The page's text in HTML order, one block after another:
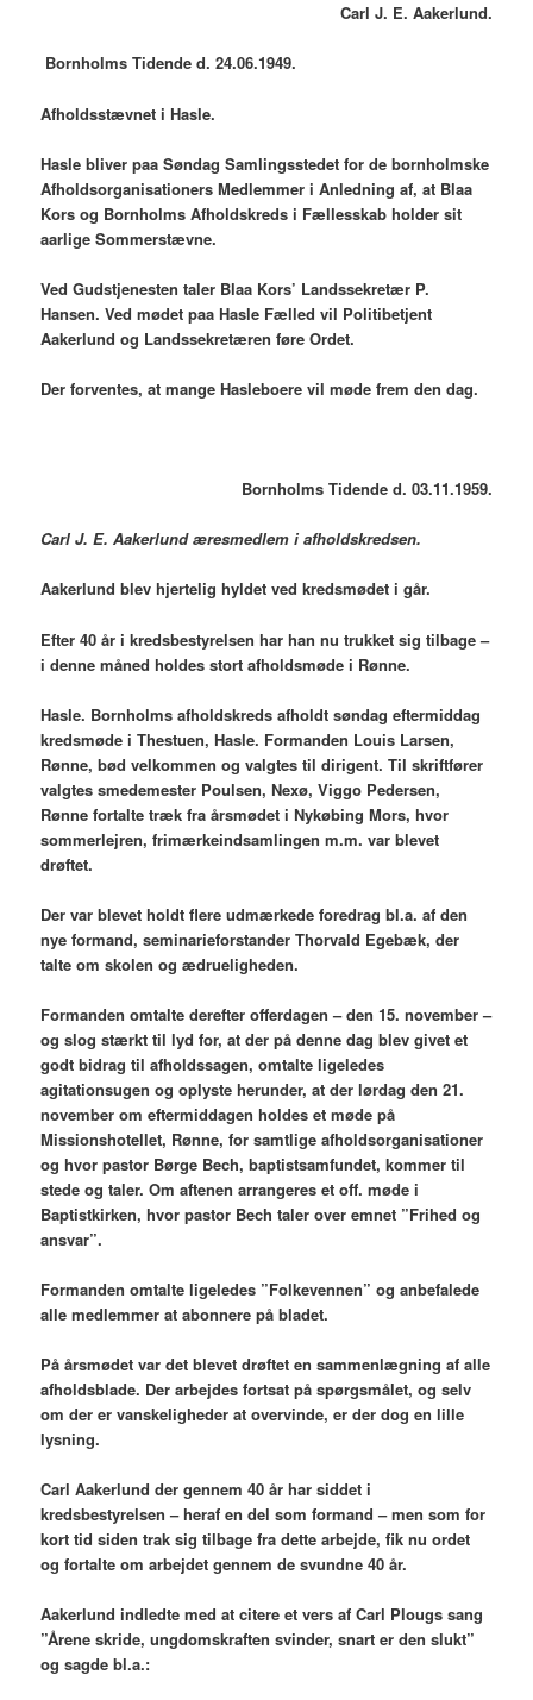
Carl J. E. Aakerlund.
Bornholms Tidende d. 24.06.1949.
Afholdsstævnet i Hasle.
Hasle bliver paa Søndag Samlingsstedet for de bornholmske
Afholdsorganisationers Medlemmer i Anledning af, at Blaa
Kors og Bornholms Afholdskreds i Fællesskab holder sit
aarlige Sommerstævne.
Ved Gudstjenesten taler Blaa Kors’ Landssekretær P.
Hansen. Ved mødet paa Hasle Fælled vil Politibetjent
Aakerlund og Landssekretæren føre Ordet.
Der forventes, at mange Hasleboere vil møde frem den dag.
Bornholms Tidende d. 03.11.1959.
Carl J. E. Aakerlund æresmedlem i afholdskredsen.
Aakerlund blev hjertelig hyldet ved kredsmødet i går.
Efter 40 år i kredsbestyrelsen har han nu trukket sig tilbage –
i denne måned holdes stort afholdsmøde i Rønne.
Hasle. Bornholms afholdskreds afholdt søndag eftermiddag
kredsmøde i Thestuen, Hasle. Formanden Louis Larsen,
Rønne, bød velkommen og valgtes til dirigent. Til skriftfører
valgtes smedemester Poulsen, Nexø, Viggo Pedersen,
Rønne fortalte træk fra årsmødet i Nykøbing Mors, hvor
sommerlejren, frimærkeindsamlingen m.m. var blevet
drøftet.
Der var blevet holdt flere udmærkede foredrag bl.a. af den
nye formand, seminarieforstander Thorvald Egebæk, der
talte om skolen og ædrueligheden.
Formanden omtalte derefter offerdagen – den 15. november –
og slog stærkt til lyd for, at der på denne dag blev givet et
godt bidrag til afholdssagen, omtalte ligeledes
agitationsugen og oplyste herunder, at der lørdag den 21.
november om eftermiddagen holdes et møde på
Missionshotellet, Rønne, for samtlige afholdsorganisationer
og hvor pastor Børge Bech, baptistsamfundet, kommer til
stede og taler. Om aftenen arrangeres et off. møde i
Baptistkirken, hvor pastor Bech taler over emnet ”Frihed og
ansvar”.
Formanden omtalte ligeledes ”Folkevennen” og anbefalede
alle medlemmer at abonnere på bladet.
På årsmødet var det blevet drøftet en sammenlægning af alle
afholdsblade. Der arbejdes fortsat på spørgsmålet, og selv
om der er vanskeligheder at overvinde, er der dog en lille
lysning.
Carl Aakerlund der gennem 40 år har siddet i
kredsbestyrelsen – heraf en del som formand – men som for
kort tid siden trak sig tilbage fra dette arbejde, fik nu ordet
og fortalte om arbejdet gennem de svundne 40 år.
Aakerlund indledte med at citere et vers af Carl Plougs sang
”Årene skride, ungdomskraften svinder, snart er den slukt”
og sagde bl.a.: